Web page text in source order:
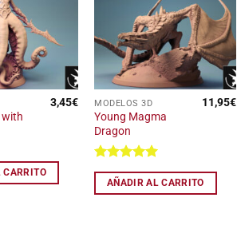
deseos
with
3,45€
CARRITO
a la
lista
deseos
MODELOS 3D
Young Magma
Dragon
Valorado
con5de 5
11,95€
AÑADIR AL CARRITO